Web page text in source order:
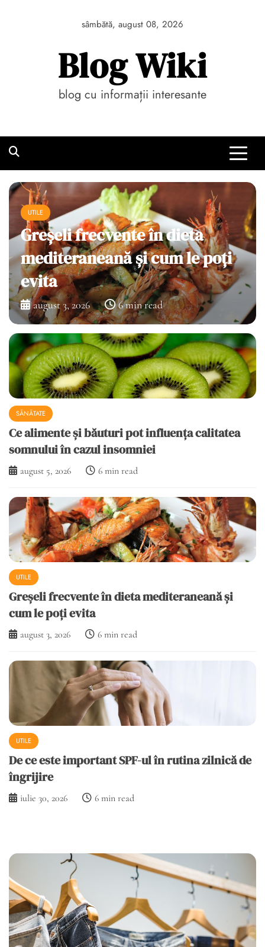
sâmbătă, august 08, 2026
Blog Wiki
blog cu informații interesante
UTILE
De ce este important SPF-ul în
rutina zilnică de îngrijire
iulie 30, 2026 6 min read
SĂNĂTATE
Ce alimente și băuturi pot influența calitatea
somnului în cazul insomniei
august 5, 2026 6 min read
UTILE
Greșeli frecvente în dieta mediteraneană și
cum le poți evita
august 3, 2026 6 min read
UTILE
De ce este important SPF-ul în rutina zilnică de
îngrijire
iulie 30, 2026 6 min read